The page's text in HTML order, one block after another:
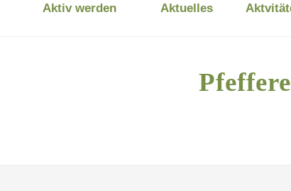
Aktiv werden Aktuelles